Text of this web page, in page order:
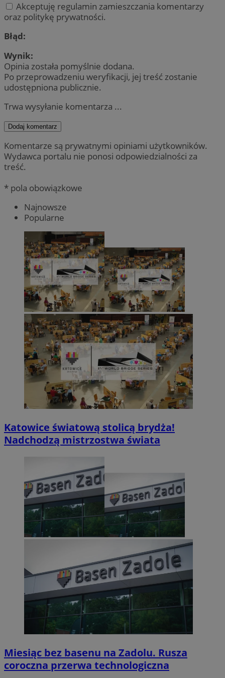
Akceptuję regulamin zamieszczania komentarzy
oraz politykę prywatności.
Błąd:
Wynik:
Opinia została pomyślnie dodana.
Po przeprowadzeniu weryfikacji, jej treść zostanie
udostępniona publicznie.
Trwa wysyłanie komentarza ...
Dodaj komentarz
Komentarze są prywatnymi opiniami użytkowników.
Wydawca portalu nie ponosi odpowiedzialności za
treść.
* pola obowiązkowe
Najnowsze
Popularne
Katowice światową stolicą brydża!
Nadchodzą mistrzostwa świata
Miesiąc bez basenu na Zadolu. Rusza
coroczna przerwa technologiczna